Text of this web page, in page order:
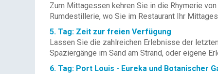
Zum Mittagessen kehren Sie in die Rhymerie
Rumdestillerie, wo Sie im Restaurant Ihr
5. Tag: Zeit zur freien Verfügung
Lassen Sie die zahlreichen Erlebnisse der
Spaziergänge im Sand am Strand, oder eigene
6. Tag: Port Louis - Eureka und Botanischer